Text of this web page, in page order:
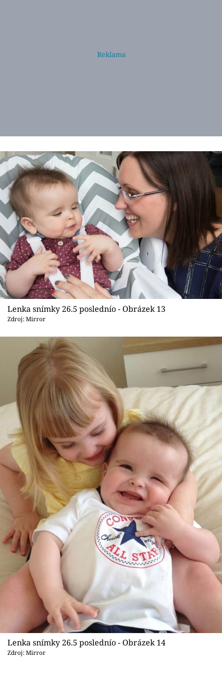
Lenka snímky 26.5 poslednío - Obrázek 13
Zdroj: Mirror
Lenka snímky 26.5 poslednío - Obrázek 14
Zdroj: Mirror